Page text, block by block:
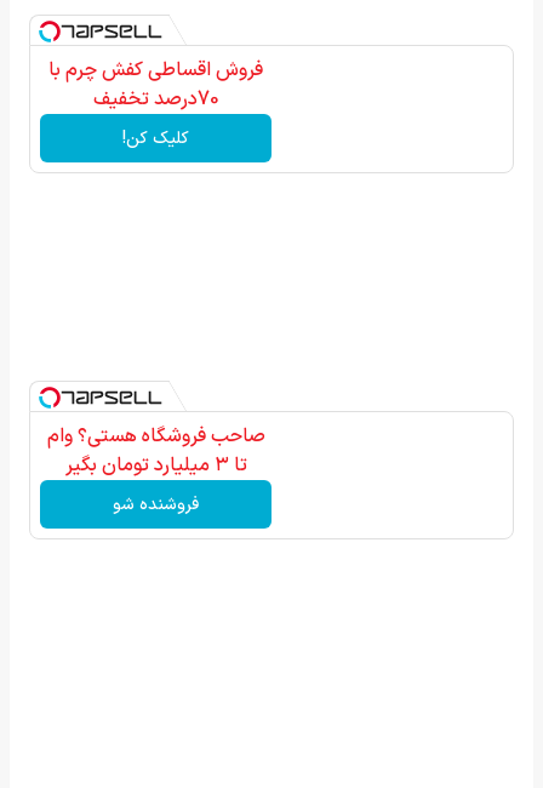
فروش اقساطی کفش چرم با
70درصد تخفیف
کلیک کن!
صاحب فروشگاه هستی؟ وام
تا ۳ میلیارد تومان بگیر
فروشنده شو